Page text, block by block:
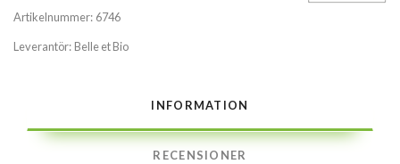
Artikelnummer: 6746
Leverantör: Belle et Bio
INFORMATION
RECENSIONER